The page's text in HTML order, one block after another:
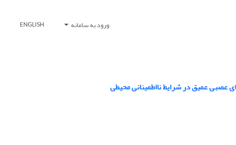
ورود به سامانه ENGLISH
عصبی عمیق در شرایط نااطمینانی محیطی